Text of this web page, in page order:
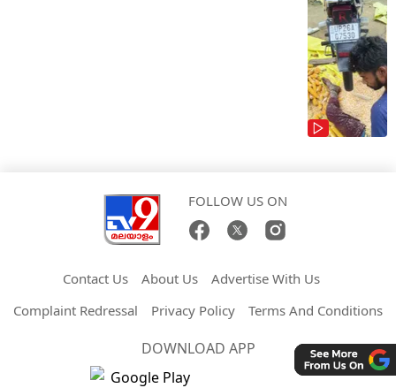
FOLLOW US ON
Contact Us About Us
Advertise With Us
Complaint Redressal
Privacy Policy Terms And Conditions
DOWNLOAD APP